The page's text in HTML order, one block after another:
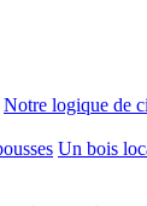
Notre logique de
Un bois